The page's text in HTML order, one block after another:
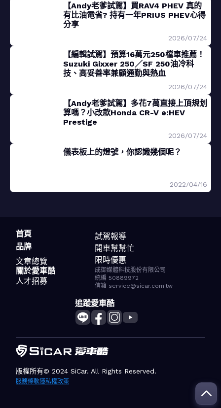
【Andy老爹試駕】買RAV4 PHEV 真的
有比油電省? 持有一年PRIUS PHEV心得
分享
2026/07/24
【編輯試駕】預算16萬元250檔車推薦！
Suzuki Gixxer 250／SF 250油冷科
技、高妥善率兼顧通勤與熱血
2026/07/24
【Andy老爹試駕】多花7萬直接上頂規划
算嗎？小改款Honda CR-V e:HEV
Prestige
2026/07/24
儀表板上的燈號，你認識幾個呢？
2022/04/16
首頁
品牌
文章總覽
試駕報導
開車幫幫忙
限時優惠
關於愛車酷
人才招募
成御媒體科技股份有限公司
統編 50889972
信箱 service@sicar.com.tw
追蹤愛車酷
版權所有© 2024 SiCar. All Rights Reserved.
服務條款隱私權政策